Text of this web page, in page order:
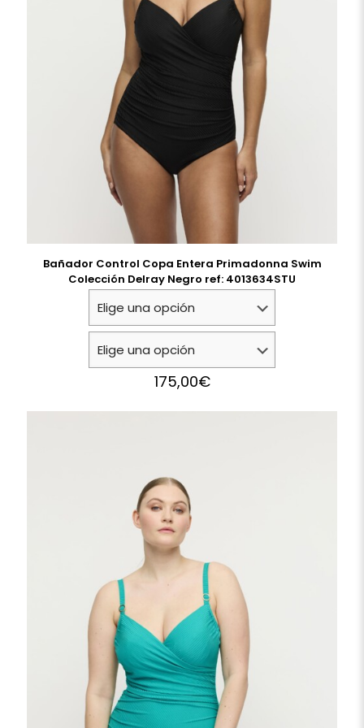
Bañador Control Copa Entera Primadonna Swim
Colección Delray Negro ref: 4013634STU
175,00€